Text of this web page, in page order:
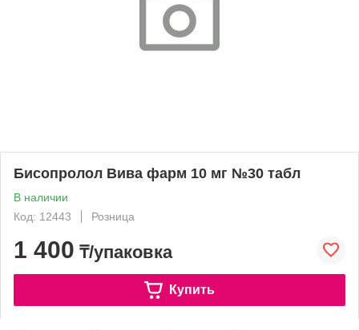
Бисопролол Вива фарм 10 мг №30 табл
В наличии
Код: 12443
Розница
1 400 ₸/упаковка
Купить